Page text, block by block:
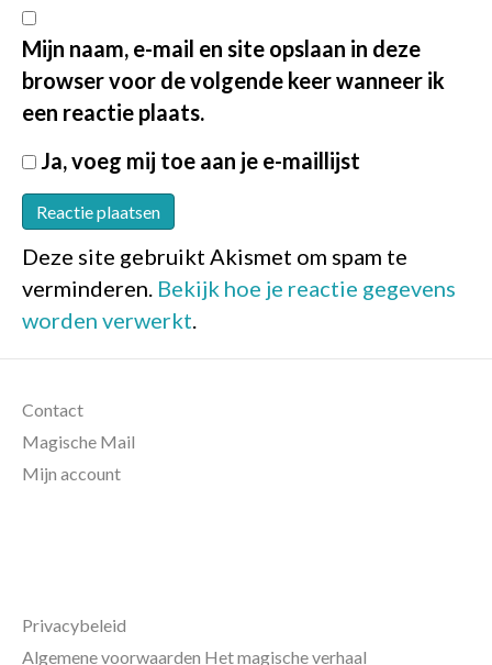
Mijn naam, e-mail en site opslaan in deze
browser voor de volgende keer wanneer ik
een reactie plaats.
Ja, voeg mij toe aan je e-maillijst
Deze site gebruikt Akismet om spam te
verminderen. Bekijk hoe je reactie gegevens
worden verwerkt.
Contact
Magische Mail
Mijn account
Privacybeleid
Algemene voorwaarden Het magische verhaal